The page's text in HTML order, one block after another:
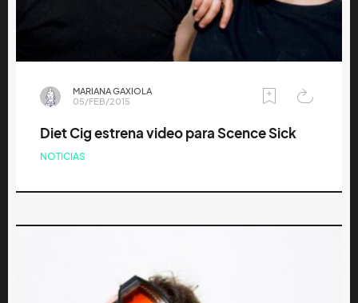
MARIANA GAXIOLA
05/FEB/2015
Diet Cig estrena video para Scence Sick
NOTICIAS